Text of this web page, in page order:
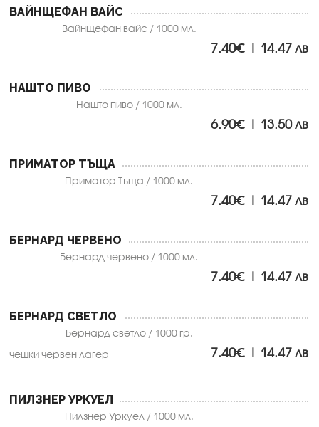
ВАЙНЩЕФАН ВАЙС
Вайнщефан вайс / 1000 мл.
7.40€ | 14.47 лв
НАШТО ПИВО
Нашто пиво / 1000 мл.
6.90€ | 13.50 лв
ПРИМАТОР ТЪЩА
Приматор Тъща / 1000 мл.
7.40€ | 14.47 лв
БЕРНАРД ЧЕРВЕНО
Бернард червено / 1000 мл.
7.40€ | 14.47 лв
БЕРНАРД СВЕТЛО
Бернард светло / 1000 гр.
7.40€ | 14.47 лв
чешки червен лагер
ПИЛЗНЕР УРКУЕЛ
Пилзнер Уркуел / 1000 мл.